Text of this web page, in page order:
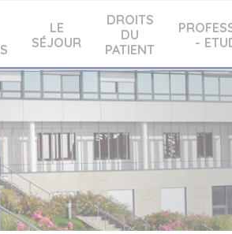
LE
SÉJOUR
DROITS
DU
PATIENT
-